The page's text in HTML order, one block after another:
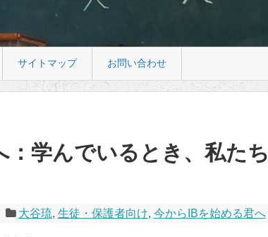
サイトマップ お問い合わせ
学んでいるとき、私たち
大谷琉, 生徒・保護者向け, 今からIBを始める君へ